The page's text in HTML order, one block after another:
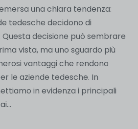
una chiara tendenza:
tedesche decidono di
decisione può sembrare
vista, ma uno sguardo più
vantaggi che rendono
le aziende tedesche. In
in evidenza i principali